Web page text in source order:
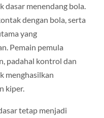
dasar menendang bola.
dengan bola, serta
yang
Pemain pemula
padahal kontrol dan
menghasilkan
kiper.
tetap menjadi